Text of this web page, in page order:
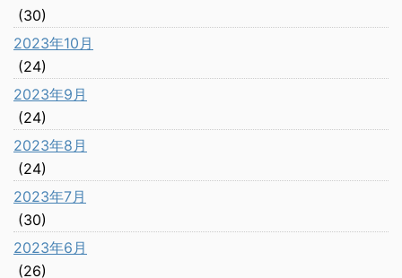
(30)
2023年10月
(24)
2023年9月
(24)
2023年8月
(24)
2023年7月
(30)
2023年6月
(26)